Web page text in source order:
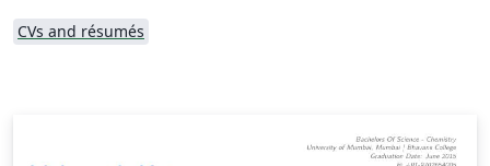
CVs and résumés